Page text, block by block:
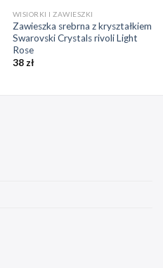
WISIORKI I ZAWIESZKI
Zawieszka srebrna z kryształkiem
Swarovski Crystals rivoli Light
Rose
38 zł